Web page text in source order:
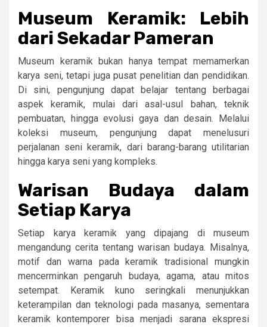
Museum Keramik: Lebih
dari Sekadar Pameran
Museum keramik bukan hanya tempat memamerkan
karya seni, tetapi juga pusat penelitian dan pendidikan.
Di sini, pengunjung dapat belajar tentang berbagai
aspek keramik, mulai dari asal-usul bahan, teknik
pembuatan, hingga evolusi gaya dan desain. Melalui
koleksi museum, pengunjung dapat menelusuri
perjalanan seni keramik, dari barang-barang utilitarian
hingga karya seni yang kompleks.
Warisan Budaya dalam
Setiap Karya
Setiap karya keramik yang dipajang di museum
mengandung cerita tentang warisan budaya. Misalnya,
motif dan warna pada keramik tradisional mungkin
mencerminkan pengaruh budaya, agama, atau mitos
setempat. Keramik kuno seringkali menunjukkan
keterampilan dan teknologi pada masanya, sementara
keramik kontemporer bisa menjadi sarana ekspresi